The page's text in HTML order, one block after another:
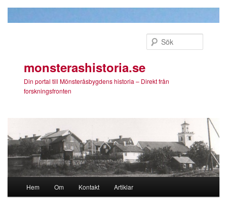
monsterashistoria.se
Din portal till Mönsteråsbygdens historia – Direkt från
forskningsfronten
Hoppa till huvudinnehåll
Hoppa till sekundärt innehåll
Hem Om Kontakt Artiklar